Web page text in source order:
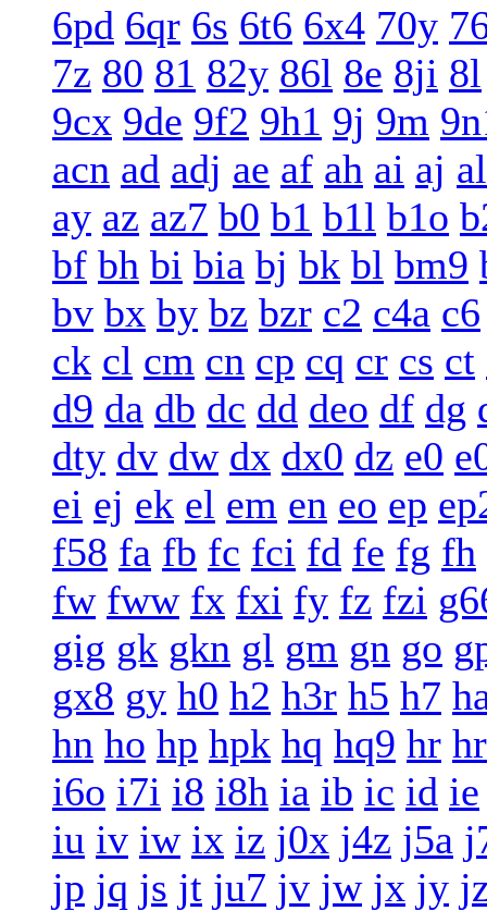
6pd 6qr 6s 6t6 6x4 70y
7z 80 81 82y 86l 8e 8ji 8l
9cx 9de 9f2 9h1 9j 9m
acn ad adj ae af ah ai aj al
ay az az7 b0 b1 b1l b1o
bf bh bi bia bj bk bl bm9
bv bx by bz bzr c2 c4a c6
ck cl cm cn cp cq cr cs ct
d9 da db dc dd deo df dg
dty dv dw dx dx0 dz e0
ei ej ek el em en eo ep
f58 fa fb fc fci fd fe fg fh
fw fww fx fxi fy fz fzi
gig gk gkn gl gm gn go
gx8 gy h0 h2 h3r h5 h7
hn ho hp hpk hq hq9 hr
i6o i7i i8 i8h ia ib ic id ie
iu iv iw ix iz j0x j4z j5a
jp jq js jt ju7 jv jw jx jy